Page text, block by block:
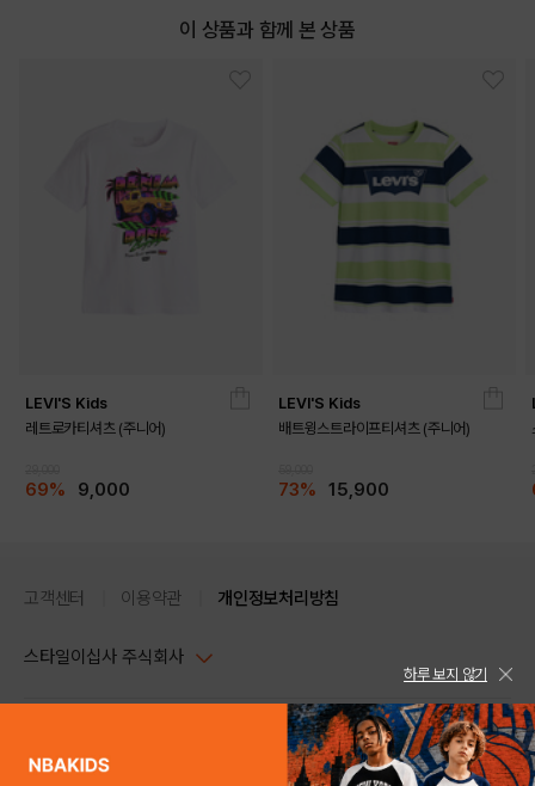
이 상품과 함께 본 상품
LEVI'S Kids
레트로카티셔츠 (주니어)
69% 9,000
LEVI'S Kids
배트윙스트라이프티셔츠 (주니어)
73% 15,900
고객센터 이용약관 개인정보처리방침
스타일이십사 주식회사
주소 : 서울시 강남구 논현로 633, 6층 (논현동, 한세엠케이빌딩)
사업자등록번호 : 116-81-32499
스타일24 고객센터 1544-5336
하루 보지 않기